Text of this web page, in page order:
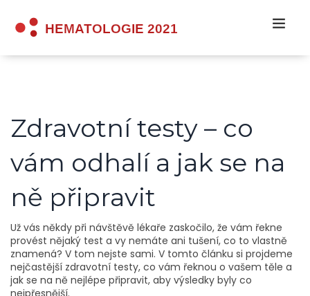
Zdravotní testy – co
vám odhalí a jak se na
ně připravit
Už vás někdy při návštěvě lékaře zaskočilo, že vám řekne
provést nějaký test a vy nemáte ani tušení, co to vlastně
znamená? V tom nejste sami. V tomto článku si projdeme
nejčastější zdravotní testy, co vám řeknou o vašem těle a
jak se na ně nejlépe připravit, aby výsledky byly co
nejpřesnější.